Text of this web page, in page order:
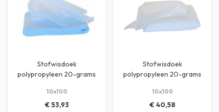
Stofwisdoek
polypropyleen 20-grams
10x100
€ 53,93
Stofwisdoek
polypropyleen 20-grams
10x100
€ 40,58